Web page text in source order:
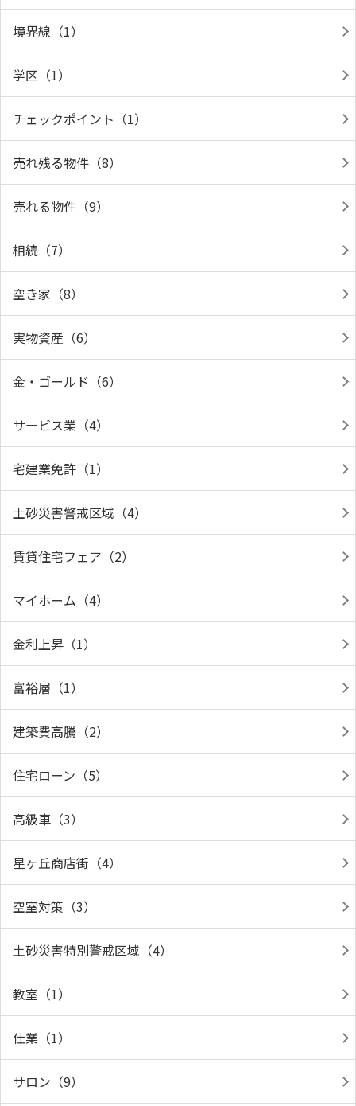
境界線（1）
学区（1）
チェックポイント（1）
売れ残る物件（8）
売れる物件（9）
相続（7）
空き家（8）
実物資産（6）
金・ゴールド（6）
サービス業（4）
宅建業免許（1）
土砂災害警戒区域（4）
賃貸住宅フェア（2）
マイホーム（4）
金利上昇（1）
富裕層（1）
建築費高騰（2）
住宅ローン（5）
高級車（3）
星ヶ丘商店街（4）
空室対策（3）
土砂災害特別警戒区域（4）
教室（1）
仕業（1）
サロン（9）